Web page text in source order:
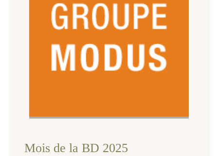
Mois de la BD 2025